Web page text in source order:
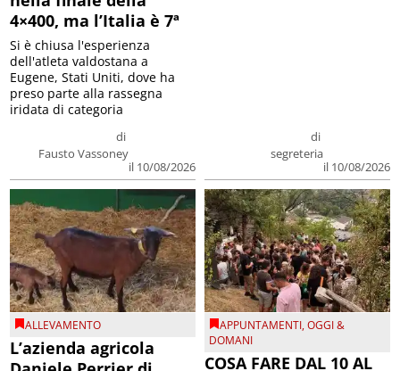
4×400, ma l’Italia è 7ª
di
Fausto Vassoney
il 10/08/2026
Si è chiusa l'esperienza
dell'atleta valdostana a
Eugene, Stati Uniti, dove ha
preso parte alla rassegna
iridata di categoria
di
segreteria
il 10/08/2026
ALLEVAMENTO
L’azienda agricola
APPUNTAMENTI,OGGI &
DOMANI
COSA FARE DAL 10 AL